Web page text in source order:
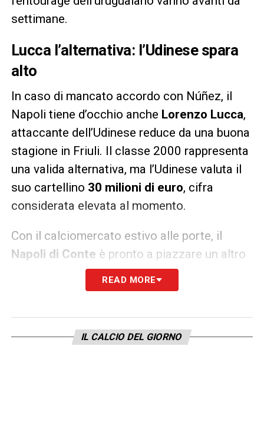
settimane.
Lucca l’alternativa: l’Udinese spara
alto
In caso di mancato accordo con Núñez, il
Napoli tiene d’occhio anche Lorenzo Lucca,
attaccante dell’Udinese reduce da una buona
stagione in Friuli. Il classe 2000 rappresenta
una valida alternativa, ma l’Udinese valuta il
suo cartellino 30 milioni di euro, cifra
considerata elevata al momento.
Con il calciomercato estivo alle porte, il
Napoli di Conte è pronto a piazzare un altro
colpo in attacco, puntando sugiocatori di
forza, fame e futuro.
LA PLAYLIST DELLE NOSTRE TOP NEWS
READ MORE
IL CALCIO DEL GIORNO